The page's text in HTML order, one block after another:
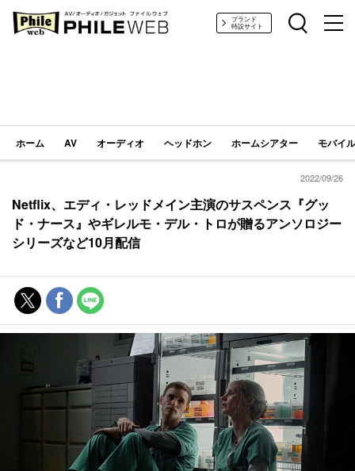
PHILE WEB｜AV/オーディオ/ガジェットブランド
特設サイト
ホーム AV オーディオ ヘッドホン ホームシアター モバイ
2022/09/26
Netflix、エディ・レッドメイン主演のサスペンス『グッ
ド・ナース』やギレルモ・デル・トロが贈るアンソロジー
シリーズなど10月配信